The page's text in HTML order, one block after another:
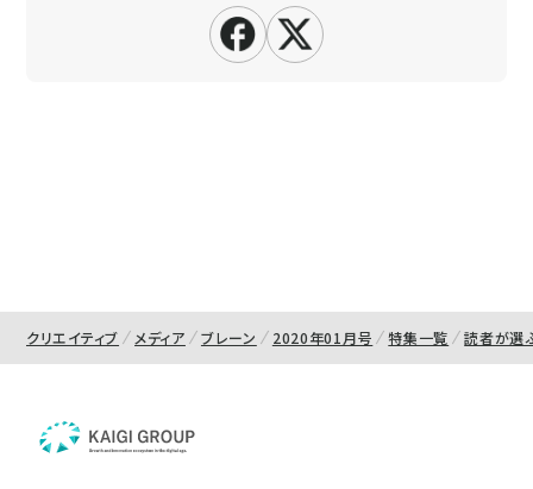
クリエイティブ メディア ブレーン 2020年01月号 特集一覧 読者が選